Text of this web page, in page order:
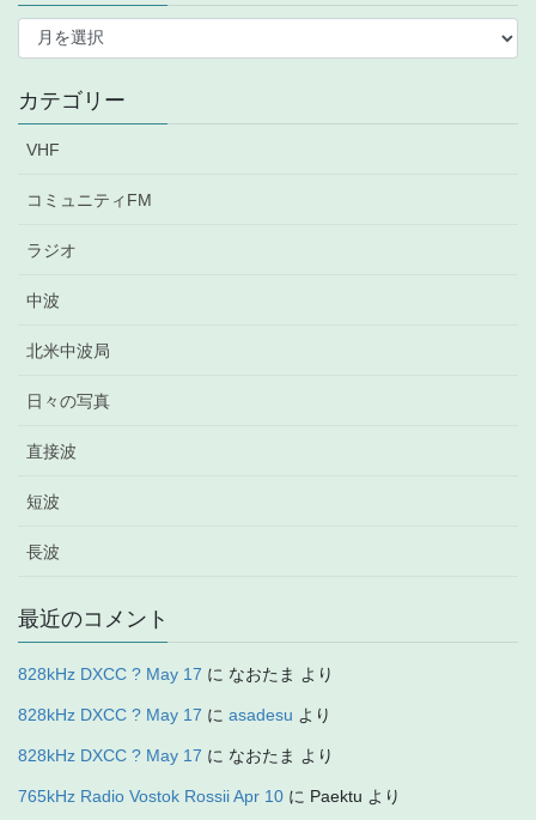
ア
イ
カテゴリー
VHF
コミュニティFM
ラジオ
中波
北米中波局
日々の写真
直接波
短波
長波
最近のコメント
828kHz DXCC ? May 17 に なおたま より
828kHz DXCC ? May 17 に asadesu より
828kHz DXCC ? May 17 に なおたま より
765kHz Radio Vostok Rossii Apr 10 に Paektu より